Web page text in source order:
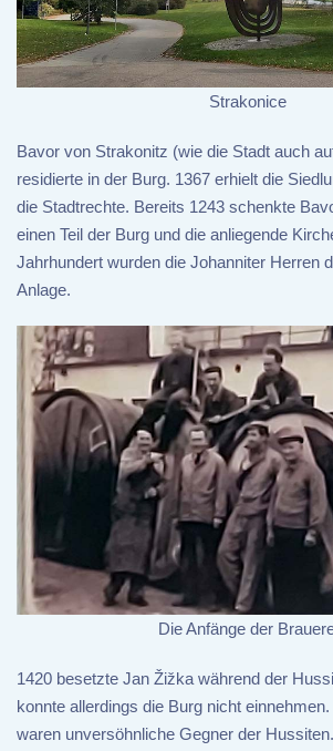
Strakonice
Bavor von Strakonitz (wie die Stadt auch
residierte in der Burg. 1367 erhielt die
die Stadtrechte. Bereits 1243 schenkte
einen Teil der Burg und die anliegende
Jahrhundert wurden die Johanniter Herren
Anlage.
Die Anfänge der
1420 besetzte Jan Žižka während der
konnte allerdings die Burg nicht
waren unversöhnliche Gegner der